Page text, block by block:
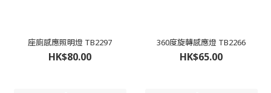
座廁感應照明燈 TB2297
HK$80.00
360度旋轉感應燈 TB2266
HK$65.00